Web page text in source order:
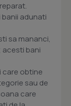
adunati
sa mananci,
acesti bani
care obtine
sau de
care